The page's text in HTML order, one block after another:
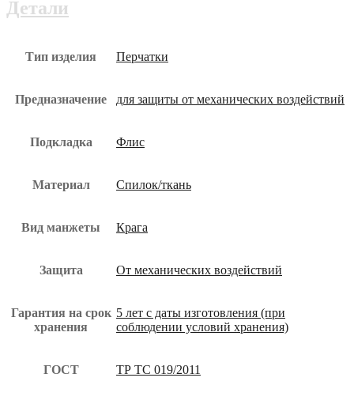
Детали
Тип изделия Перчатки
Предназначение для защиты от механических воздействий
Подкладка Флис
Материал Спилок/ткань
Вид манжеты Крага
Защита От механических воздействий
Гарантия на срок
хранения
5 лет с даты изготовления (при
соблюдении условий хранения)
ГОСТ ТР ТС 019/2011